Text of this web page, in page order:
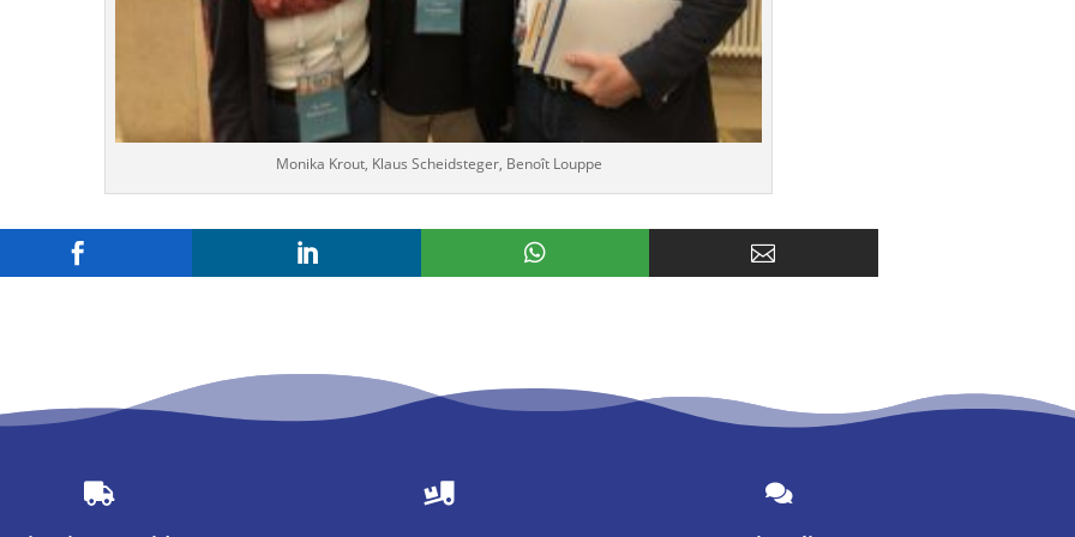
Monika Krout, Klaus Scheidsteger, Benoît Louppe
   
  